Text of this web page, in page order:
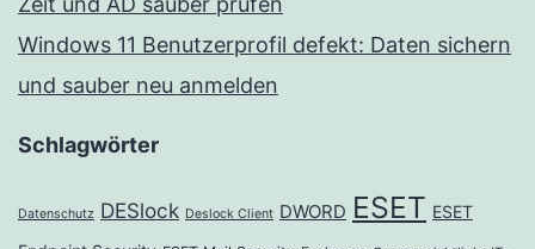
Windows 11 Benutzerprofil defekt: Daten sichern
und sauber neu anmelden
Schlagwörter
Datenschutz DESlock Deslock Client DWORD ESET ESET